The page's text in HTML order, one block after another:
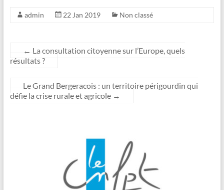
admin 22 Jan 2019 Non classé
← La consultation citoyenne sur l’Europe, quels
résultats ?
Le Grand Bergeracois : un territoire périgourdin qui
défie la crise rurale et agricole →